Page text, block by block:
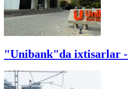
"Unibank"da ixtisarlar -